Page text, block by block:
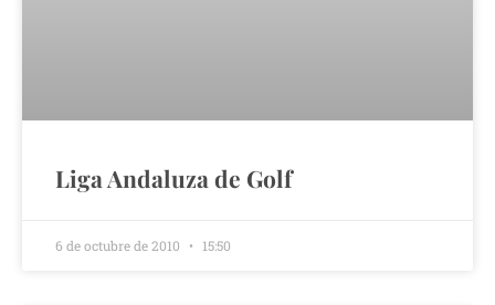
Liga Andaluza de Golf
6 de octubre de 2010 15:50